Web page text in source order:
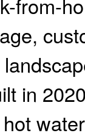
from-
in